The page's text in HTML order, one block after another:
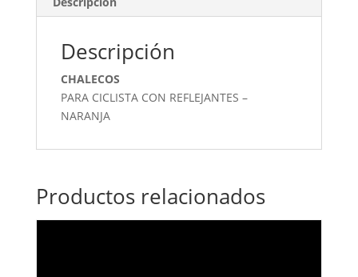
Descripción
CHALECOS
PARA CICLISTA CON REFLEJANTES –
NARANJA
Productos relacionados